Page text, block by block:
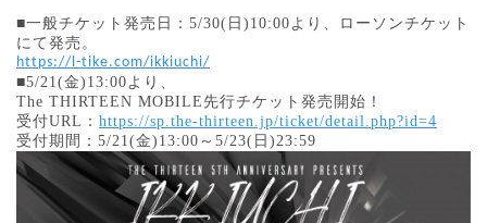
■一般チケット発売日：5/30(日)10:00より、ローソンチケット
にて発売。
https://l-tike.com/ikkiuchi/
■5/21(金)13:00より、
The THIRTEEN MOBILE先行チケット発売開始！
受付URL： https://sp.the-thirteen.jp/ticket/detail.php?id=4
受付期間：5/21(金)13:00～5/23(日)23:59